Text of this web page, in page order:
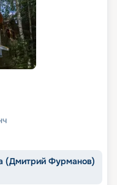
(Дмитрий Фурманов)